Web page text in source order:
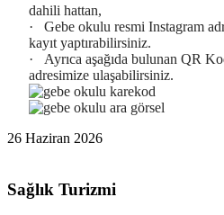
dahili hattan,
·
Gebe okulu resmi Instagram
kayıt yaptırabilirsiniz.
·
Ayrıca aşağıda bulunan QR
adresimize ulaşabilirsiniz.
26 Haziran 2026
Sağlık Turizmi